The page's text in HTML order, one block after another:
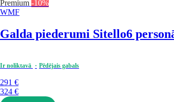
Premium -10%
WMF
Galda piederumi Sitello6
Ir noliktavā Pēdējais gabals
291 €
324 €